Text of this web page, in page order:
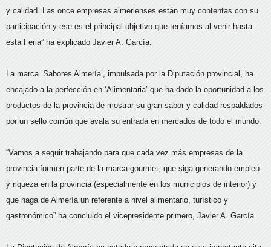
y calidad. Las once empresas almerienses están muy contentas con su
participación y ese es el principal objetivo que teníamos al venir hasta
esta Feria” ha explicado Javier A. García.
La marca ‘Sabores Almería’, impulsada por la Diputación provincial, ha
encajado a la perfección en ‘Alimentaria’ que ha dado la oportunidad a los
productos de la provincia de mostrar su gran sabor y calidad respaldados
por un sello común que avala su entrada en mercados de todo el mundo.
“Vamos a seguir trabajando para que cada vez más empresas de la
provincia formen parte de la marca gourmet, que siga generando empleo
y riqueza en la provincia (especialmente en los municipios de interior) y
que haga de Almería un referente a nivel alimentario, turístico y
gastronómico” ha concluido el vicepresidente primero, Javier A. García.